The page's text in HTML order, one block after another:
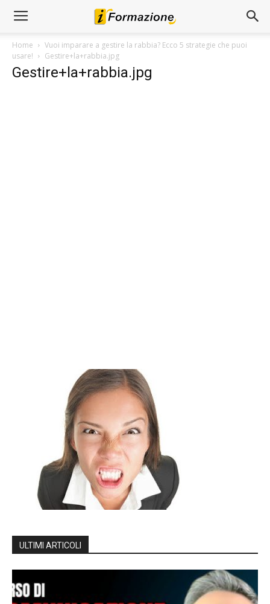
Home
Vuoi imparare a gestire la rabbia? Ecco 5 strategie che puoi
usare!
Gestire+la+rabbia.jpg
Gestire+la+rabbia.jpg
ULTIMI ARTICOLI